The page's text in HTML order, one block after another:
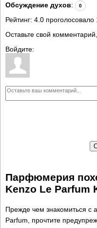
Обсуждение духов: 0
Рейтинг: 4.0 проголосовало
Оставьте свой
Войдите:
Парфюмерия
Kenzo Le Parfum
Прежде чем знакомиться с
Parfum, прочтите